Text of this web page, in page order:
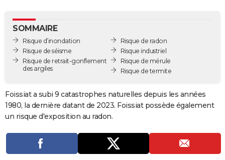
GUIDES D'ACHAT
BONS PLANS
CARTE DE VOEUX
Carte de Noël
Carte Bonne année
Carte Saint-Valentin
Carte Pâques
Carte d'anniversaire
DICTIONNAIRE
Dictionnaire
Biographies
Citations
Expressions
Proverbes
PROGRAMME TV
COPAINS D'AVANT
S'inscrire
Se connecter
Lycées
Collèges
Primaires
Universités
Entreprises
Service militaire
Avis de recherche
AVIS DE DÉCÈS
SOMMAIRE
Risque d’inondation
Risque de séisme
Risque de retrait-gonflement
des argiles
Risque de radon
Risque industriel
Risque de mérule
Risque de termite
Foissiat a subi 9 catastrophes naturelles depuis les années
1980, la dernière datant de 2023. Foissiat possède également
un risque d'exposition au radon.